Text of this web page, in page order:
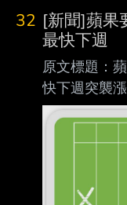
家後 pre-
train (*pre-
post-train決
train人沒卡
憋大招
32 [新聞]蘋果
最快下週
原文標題：
快下週突襲
https://
2026/08/08
容： 市場
iPhone 18
連 帶調整舊